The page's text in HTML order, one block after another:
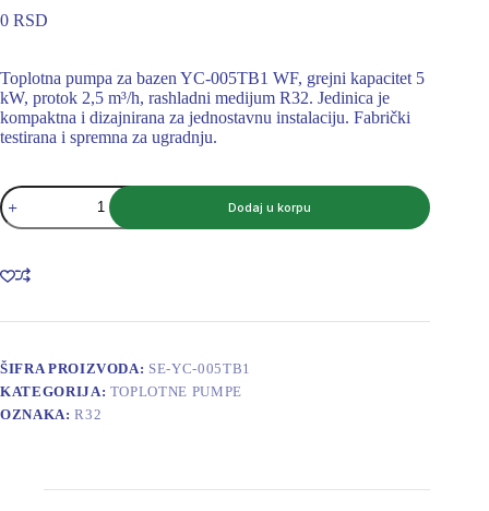
0 RSD
Toplotna pumpa za bazen YC-005TB1 WF, grejni kapacitet 5
kW, protok 2,5 m³/h, rashladni medijum R32. Jedinica je
kompaktna i dizajnirana za jednostavnu instalaciju. Fabrički
testirana i spremna za ugradnju.
TOPLOTNA
PUMPA
BAZEN
YC-
005TB1
2,5m3/h,
količina
Dodaj u korpu
ŠIFRA PROIZVODA: SE-YC-005TB1
KATEGORIJA: TOPLOTNE PUMPE
OZNAKA:R32